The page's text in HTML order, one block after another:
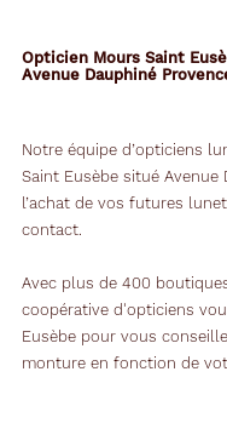
Opticien Mours Saint
Avenue Dauphiné
Notre équipe d’opticiens
Saint Eusèbe situé
l’achat de vos futures
contact.
Avec plus de 400
coopérative d'opticiens
Eusèbe pour vous
monture en fonction de